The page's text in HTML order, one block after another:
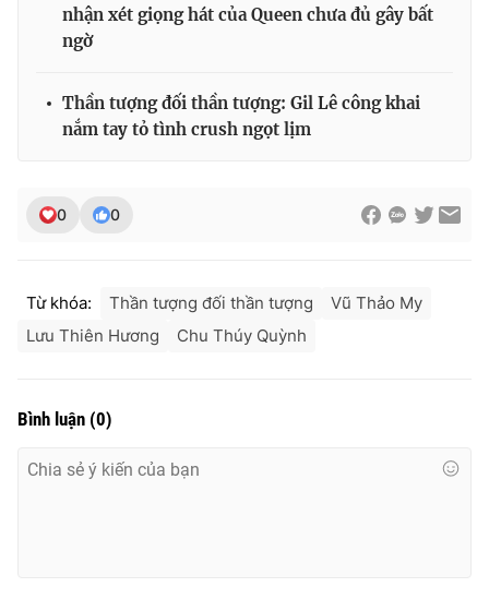
nhận xét giọng hát của Queen chưa đủ gây bất
ngờ
Thần tượng đối thần tượng: Gil Lê công khai
nắm tay tỏ tình crush ngọt lịm
0 0
Từ khóa: Thần tượng đối thần tượng
Vũ Thảo My
Lưu Thiên Hương
Chu Thúy Quỳnh
Bình luận (0)